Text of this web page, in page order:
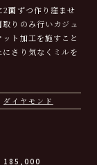
面ずつ作り窪ませ
りのみ行いカジュ
ト加工を施すこと
さり気なくミルを
ダイヤモンド
185,000